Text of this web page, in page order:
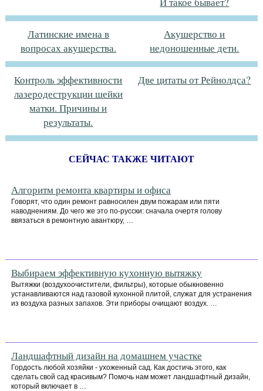
Латинские имена в
вопросах акушерства.
Акушерство и
недоношенные дети.
Контроль эффективности
лазеродеструкции шейки
матки. Причины и
результаты.
Две цитаты от Рейнолдса?
СЕЙЧАС ТАКЖЕ ЧИТАЮТ
Алгоритм ремонта квартиры и офиса
Говорят, что один ремонт равносилен двум пожарам или пяти
наводнениям. До чего же это по-русски: сначала очертя голову
ввязаться в ремонтную авантюру, …
Выбираем эффективную кухонную вытяжку
Вытяжки (воздухоочистители, фильтры), которые обыкновенно
устанавливаются над газовой кухонной плитой, служат для устранения
из воздуха разных запахов. Эти приборы очищают воздух. …
Ландшафтный дизайн на домашнем участке
Гордость любой хозяйки - ухоженный сад. Как достичь этого, как
сделать свой сад красивым? Помочь нам может ландшафтный дизайн,
который включает в …